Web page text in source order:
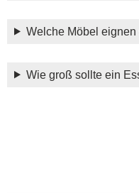
Welche Möbel
Wie groß sollte ein